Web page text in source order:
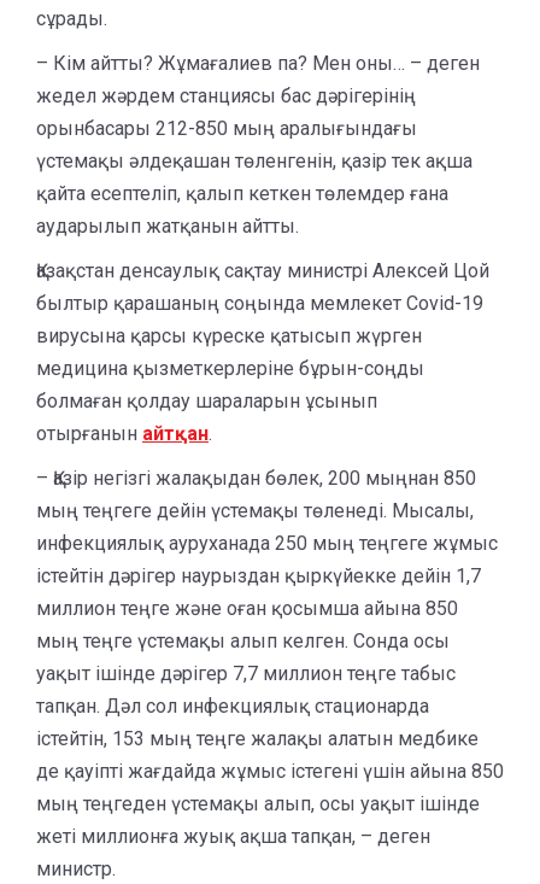
сұрады.
– Кім айтты? Жұмағалиев па? Мен оны… – деген
жедел жәрдем станциясы бас дәрігерінің
орынбасары 212-850 мың аралығындағы
үстемақы әлдеқашан төленгенін, қазір тек ақша
қайта есептеліп, қалып кеткен төлемдер ғана
аударылып жатқанын айтты.
Қазақстан денсаулық сақтау министрі Алексей Цой
былтыр қарашаның соңында мемлекет Covid-19
вирусына қарсы күреске қатысып жүрген
медицина қызметкерлеріне бұрын-соңды
болмаған қолдау шараларын ұсынып
отырғанын айтқан.
– Қазір негізгі жалақыдан бөлек, 200 мыңнан 850
мың теңгеге дейін үстемақы төленеді. Мысалы,
инфекциялық ауруханада 250 мың теңгеге жұмыс
істейтін дәрігер наурыздан қыркүйекке дейін 1,7
миллион теңге және оған қосымша айына 850
мың теңге үстемақы алып келген. Сонда осы
уақыт ішінде дәрігер 7,7 миллион теңге табыс
тапқан. Дәл сол инфекциялық стационарда
істейтін, 153 мың теңге жалақы алатын медбике
де қауіпті жағдайда жұмыс істегені үшін айына 850
мың теңгеден үстемақы алып, осы уақыт ішінде
жеті миллионға жуық ақша тапқан, – деген
министр.